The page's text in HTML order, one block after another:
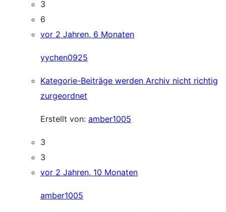
3
6
vor 2 Jahren, 6 Monaten
yychen0925
Kategorie-Beiträge werden Archiv nicht richtig
zurgeordnet
Erstellt von: amber1005
3
3
vor 2 Jahren, 10 Monaten
amber1005